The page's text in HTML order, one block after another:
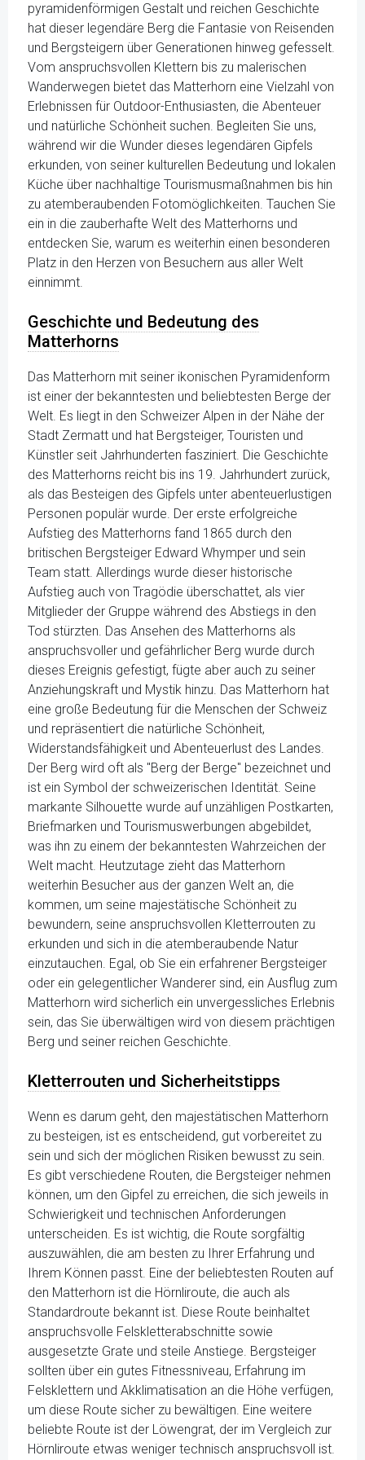
pyramidenförmigen Gestalt und reichen Geschichte
hat dieser legendäre Berg die Fantasie von Reisenden
und Bergsteigern über Generationen hinweg gefesselt.
Vom anspruchsvollen Klettern bis zu malerischen
Wanderwegen bietet das Matterhorn eine Vielzahl von
Erlebnissen für Outdoor-Enthusiasten, die Abenteuer
und natürliche Schönheit suchen. Begleiten Sie uns,
während wir die Wunder dieses legendären Gipfels
erkunden, von seiner kulturellen Bedeutung und lokalen
Küche über nachhaltige Tourismusmaßnahmen bis hin
zu atemberaubenden Fotomöglichkeiten. Tauchen Sie
ein in die zauberhafte Welt des Matterhorns und
entdecken Sie, warum es weiterhin einen besonderen
Platz in den Herzen von Besuchern aus aller Welt
einnimmt.
Geschichte und Bedeutung des
Matterhorns
Das Matterhorn mit seiner ikonischen Pyramidenform
ist einer der bekanntesten und beliebtesten Berge der
Welt. Es liegt in den Schweizer Alpen in der Nähe der
Stadt Zermatt und hat Bergsteiger, Touristen und
Künstler seit Jahrhunderten fasziniert. Die Geschichte
des Matterhorns reicht bis ins 19. Jahrhundert zurück,
als das Besteigen des Gipfels unter abenteuerlustigen
Personen populär wurde. Der erste erfolgreiche
Aufstieg des Matterhorns fand 1865 durch den
britischen Bergsteiger Edward Whymper und sein
Team statt. Allerdings wurde dieser historische
Aufstieg auch von Tragödie überschattet, als vier
Mitglieder der Gruppe während des Abstiegs in den
Tod stürzten. Das Ansehen des Matterhorns als
anspruchsvoller und gefährlicher Berg wurde durch
dieses Ereignis gefestigt, fügte aber auch zu seiner
Anziehungskraft und Mystik hinzu. Das Matterhorn hat
eine große Bedeutung für die Menschen der Schweiz
und repräsentiert die natürliche Schönheit,
Widerstandsfähigkeit und Abenteuerlust des Landes.
Der Berg wird oft als "Berg der Berge" bezeichnet und
ist ein Symbol der schweizerischen Identität. Seine
markante Silhouette wurde auf unzähligen Postkarten,
Briefmarken und Tourismuswerbungen abgebildet,
was ihn zu einem der bekanntesten Wahrzeichen der
Welt macht. Heutzutage zieht das Matterhorn
weiterhin Besucher aus der ganzen Welt an, die
kommen, um seine majestätische Schönheit zu
bewundern, seine anspruchsvollen Kletterrouten zu
erkunden und sich in die atemberaubende Natur
einzutauchen. Egal, ob Sie ein erfahrener Bergsteiger
oder ein gelegentlicher Wanderer sind, ein Ausflug zum
Matterhorn wird sicherlich ein unvergessliches Erlebnis
sein, das Sie überwältigen wird von diesem prächtigen
Berg und seiner reichen Geschichte.
Kletterrouten und Sicherheitstipps
Wenn es darum geht, den majestätischen Matterhorn
zu besteigen, ist es entscheidend, gut vorbereitet zu
sein und sich der möglichen Risiken bewusst zu sein.
Es gibt verschiedene Routen, die Bergsteiger nehmen
können, um den Gipfel zu erreichen, die sich jeweils in
Schwierigkeit und technischen Anforderungen
unterscheiden. Es ist wichtig, die Route sorgfältig
auszuwählen, die am besten zu Ihrer Erfahrung und
Ihrem Können passt. Eine der beliebtesten Routen auf
den Matterhorn ist die Hörnliroute, die auch als
Standardroute bekannt ist. Diese Route beinhaltet
anspruchsvolle Felskletterabschnitte sowie
ausgesetzte Grate und steile Anstiege. Bergsteiger
sollten über ein gutes Fitnessniveau, Erfahrung im
Felsklettern und Akklimatisation an die Höhe verfügen,
um diese Route sicher zu bewältigen. Eine weitere
beliebte Route ist der Löwengrat, der im Vergleich zur
Hörnliroute etwas weniger technisch anspruchsvoll ist.